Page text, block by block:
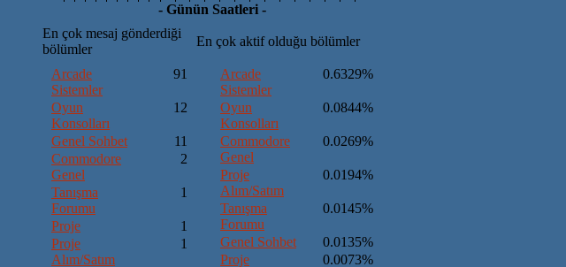
- Günün Saatleri -
En çok mesaj gönderdiği
bölümler
En çok aktif olduğu bölümler
Arcade
Sistemler
91
Oyun
Konsolları
12
Genel Sohbet
11
Commodore
Genel
2
Tanışma
Forumu
1
Proje
1
Proje
Alım/Satım
1
Arcade
Sistemler
0.6329%
Oyun
Konsolları
0.0844%
Commodore
Genel
0.0269%
Proje
Alım/Satım
0.0194%
Tanışma
Forumu
0.0145%
Genel Sohbet
0.0135%
Proje
0.0073%